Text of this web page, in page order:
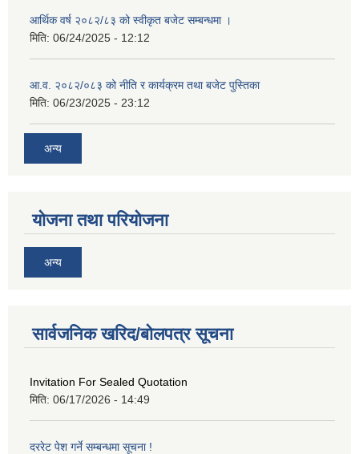
आर्थिक वर्ष २०८२/८३ को स्वीकृत बजेट सम्बन्धमा ।
मिति: 06/24/2025 - 12:12
आ.व. २०८२/०८३ को नीति र कार्यक्रम तथा बजेट पुस्तिका
मिति: 06/23/2025 - 23:12
अन्य
योजना तथा परियोजना
अन्य
सार्वजनिक खरिद/बोलपत्र सूचना
Invitation For Sealed Quotation
मिति: 06/17/2026 - 14:49
दररेट पेश गर्ने सम्बन्धमा सूचना !